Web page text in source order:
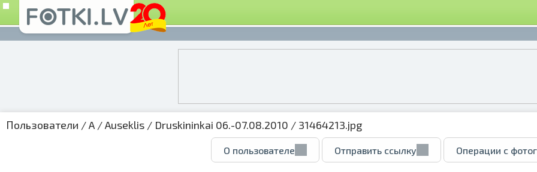
Пользователи /A /Auseklis / Druskininkai 06.-07.08.2010 / 31464213.jpg
О пользователе Отправить ссылку Операции с